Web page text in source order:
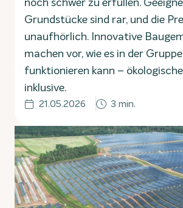
Grundstücke sind rar, und die
unaufhörlich. Innovative
machen vor, wie es in der
funktionieren kann –
inklusive.
21.05.2026 3 min.